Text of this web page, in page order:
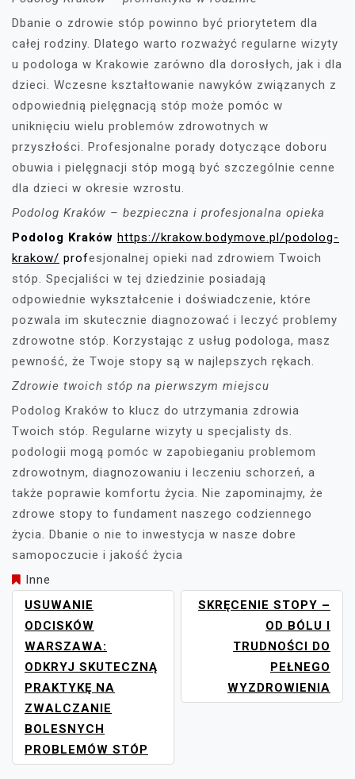
Dbanie o zdrowie stóp powinno być priorytetem dla
całej rodziny. Dlatego warto rozważyć regularne wizyty
u podologa w Krakowie zarówno dla dorosłych, jak i dla
dzieci. Wczesne kształtowanie nawyków związanych z
odpowiednią pielęgnacją stóp może pomóc w
uniknięciu wielu problemów zdrowotnych w
przyszłości. Profesjonalne porady dotyczące doboru
obuwia i pielęgnacji stóp mogą być szczególnie cenne
dla dzieci w okresie wzrostu.
Podolog Kraków – bezpieczna i profesjonalna opieka
Podolog Kraków https://krakow.bodymove.pl/podolog-
krakow/ profesjonalnej opieki nad zdrowiem Twoich
stóp. Specjaliści w tej dziedzinie posiadają
odpowiednie wykształcenie i doświadczenie, które
pozwala im skutecznie diagnozować i leczyć problemy
zdrowotne stóp. Korzystając z usług podologa, masz
pewność, że Twoje stopy są w najlepszych rękach.
Zdrowie twoich stóp na pierwszym miejscu
Podolog Kraków to klucz do utrzymania zdrowia
Twoich stóp. Regularne wizyty u specjalisty ds.
podologii mogą pomóc w zapobieganiu problemom
zdrowotnym, diagnozowaniu i leczeniu schorzeń, a
także poprawie komfortu życia. Nie zapominajmy, że
zdrowe stopy to fundament naszego codziennego
życia. Dbanie o nie to inwestycja w nasze dobre
samopoczucie i jakość życia
Inne
NAWIGACJA
WPISU
USUWANIE
ODCISKÓW
WARSZAWA:
ODKRYJ SKUTECZNĄ
PRAKTYKĘ NA
ZWALCZANIE
BOLESNYCH
PROBLEMÓW STÓP
SKRĘCENIE STOPY –
OD BÓLU I
TRUDNOŚCI DO
PEŁNEGO
WYZDROWIENIA